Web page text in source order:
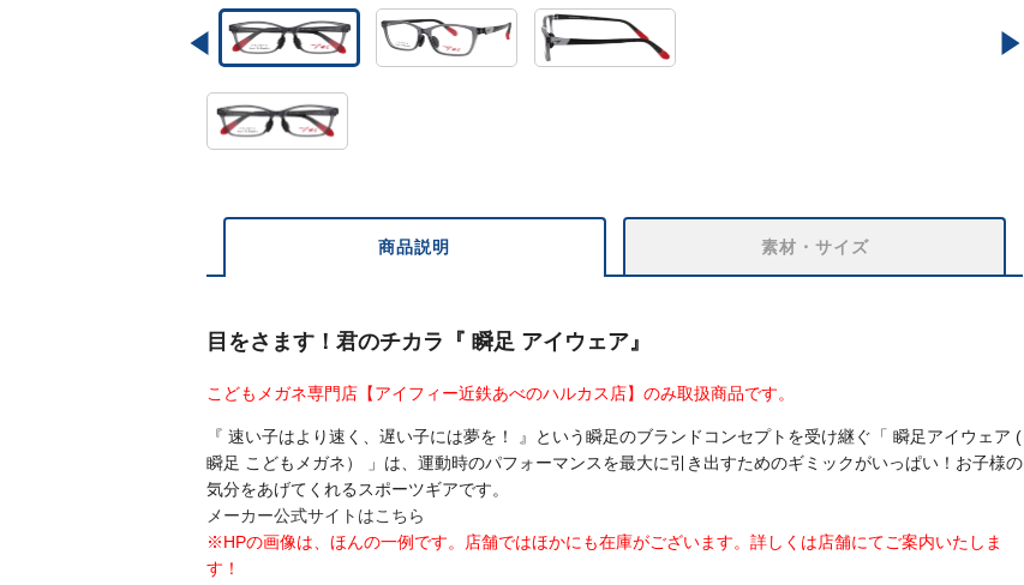
商品説明 素材・サイズ
目をさます！君のチカラ『 瞬足 アイウェア』
こどもメガネ専門店【アイフィー近鉄あべのハルカス店】のみ取扱商品です。
『 速い子はより速く、遅い子には夢を！ 』という瞬足のブランドコンセプトを受け継ぐ「 瞬足アイウェア (
瞬足 こどもメガネ） 」は、運動時のパフォーマンスを最大に引き出すためのギミックがいっぱい！お子様の
気分をあげてくれるスポーツギアです。
メーカー公式サイトはこちら
※HPの画像は、ほんの一例です。店舗ではほかにも在庫がございます。詳しくは店舗にてご案内いたしま
す！